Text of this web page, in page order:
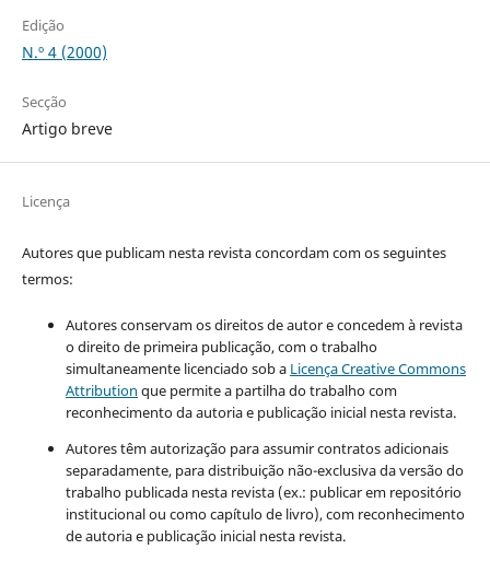
Edição
N.º 4 (2000)
Secção
Artigo breve
Licença
Autores que publicam nesta revista concordam com os seguintes
termos:
Autores conservam os direitos de autor e concedem à revista
o direito de primeira publicação, com o trabalho
simultaneamente licenciado sob a Licença Creative Commons
Attribution que permite a partilha do trabalho com
reconhecimento da autoria e publicação inicial nesta revista.
Autores têm autorização para assumir contratos adicionais
separadamente, para distribuição não-exclusiva da versão do
trabalho publicada nesta revista (ex.: publicar em repositório
institucional ou como capítulo de livro), com reconhecimento
de autoria e publicação inicial nesta revista.